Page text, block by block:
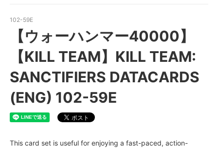
102-59E
【ウォーハンマー40000】
【KILL TEAM】KILL TEAM:
SANCTIFIERS DATACARDS
(ENG) 102-59E
This card set is useful for enjoying a fast-paced, action-